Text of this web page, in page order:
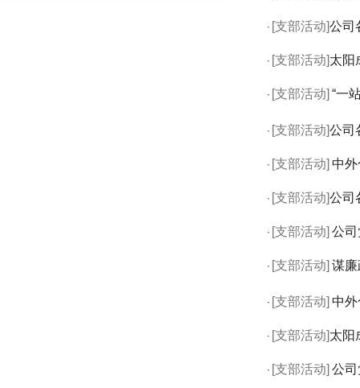
· [支部活动]公司
· [支部活动]太阳
· [支部活动] “一
· [支部活动]公司
· [支部活动] 中
· [支部活动]公司
· [支部活动] 公
· [支部活动] 谋
· [支部活动] 中
· [支部活动]太阳
· [支部活动] 公